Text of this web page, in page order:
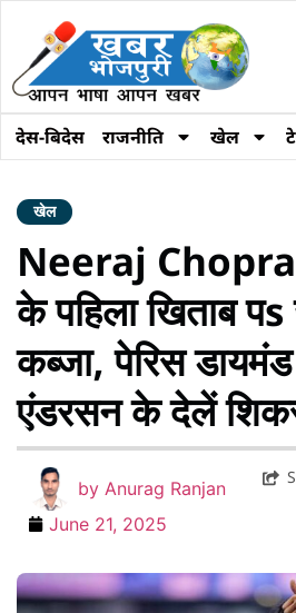
देस-बिदेस राजनीति खेल
खेल
Neeraj
के पहिला खिताब
कब्जा, पेरिस
एंडरसन के देलें
by Anurag Ranjan
June 21, 2025